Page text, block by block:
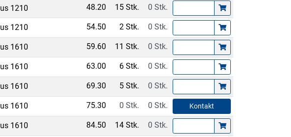
1210 48.20 15 Stk. 0 Stk.
1210 54.50 2 Stk. 0 Stk.
1610 59.60 11 Stk. 0 Stk.
1610 63.00 6 Stk. 0 Stk.
1610 69.30 5 Stk. 0 Stk.
1610 75.30 0 Stk. 0 Stk. Kontakt
1610 84.50 14 Stk. 0 Stk.